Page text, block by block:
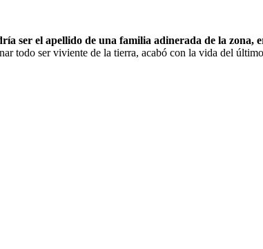
ser el apellido de una familia adinerada de la zona,
todo ser viviente de la tierra, acabó con la vida del